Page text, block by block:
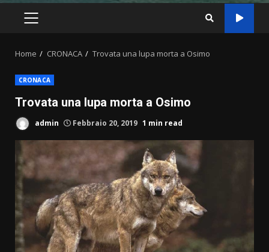
PRIMARY
Home CRONACA Trovata una lupa morta a Osimo
CRONACA
Trovata una lupa morta a Osimo
admin Febbraio 20, 2019 1 min read